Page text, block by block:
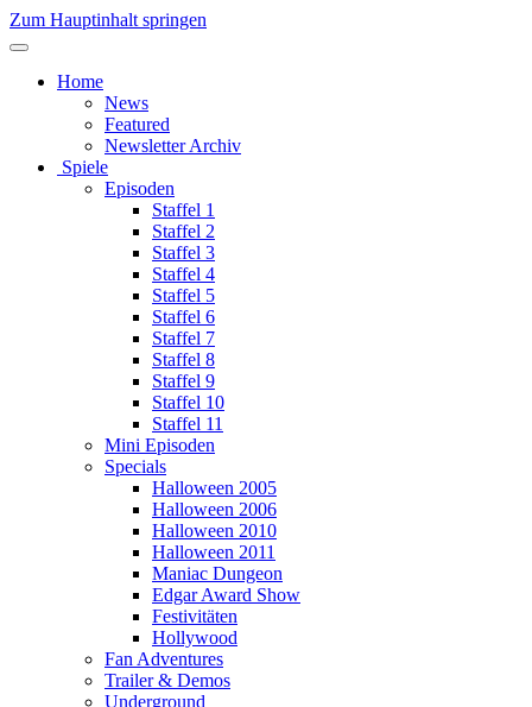
Zum Hauptinhalt springen
Home
News
Featured
Newsletter Archiv
Spiele
Episoden
Staffel 1
Staffel 2
Staffel 3
Staffel 4
Staffel 5
Staffel 6
Staffel 7
Staffel 8
Staffel 9
Staffel 10
Staffel 11
Mini Episoden
Specials
Halloween 2005
Halloween 2006
Halloween 2010
Halloween 2011
Maniac Dungeon
Edgar Award Show
Festivitäten
Hollywood
Fan Adventures
Trailer & Demos
Underground